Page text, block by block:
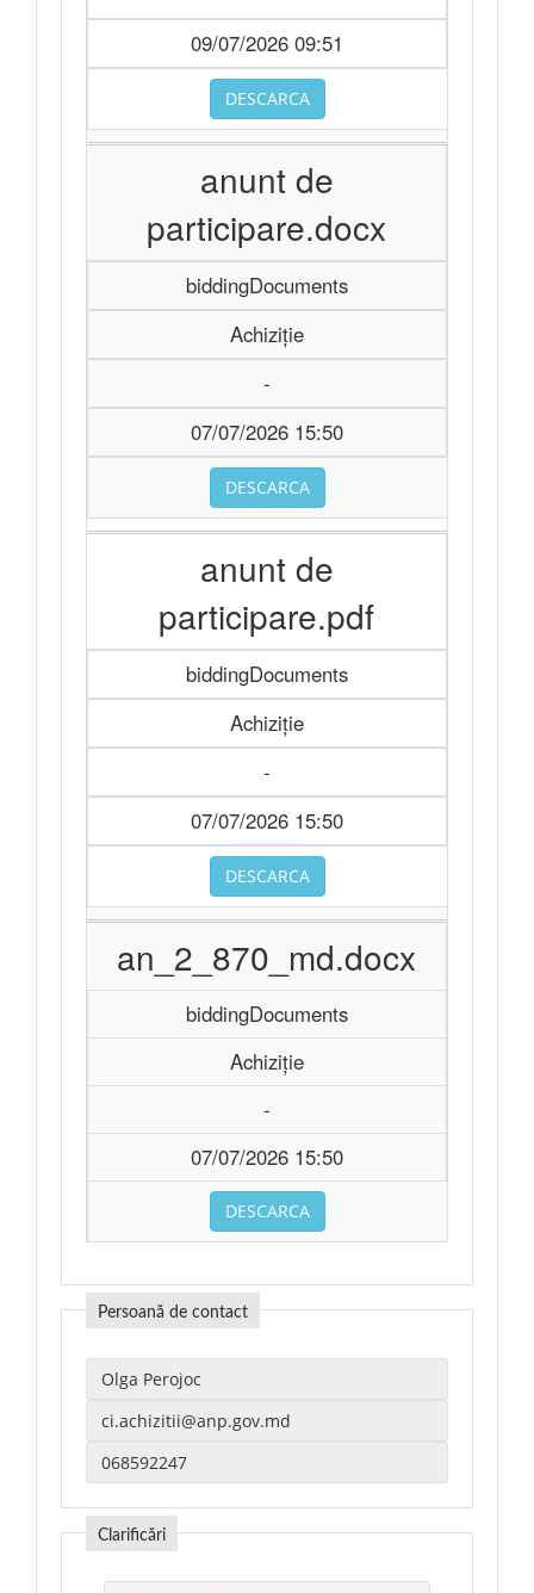
09/07/2026 09:51
DESCARCA
anunt de
participare.docx
biddingDocuments
Achiziție
-
07/07/2026 15:50
DESCARCA
anunt de
participare.pdf
biddingDocuments
Achiziție
-
07/07/2026 15:50
DESCARCA
an_2_870_md.docx
biddingDocuments
Achiziție
-
07/07/2026 15:50
DESCARCA
Persoană de contact
Clarificări